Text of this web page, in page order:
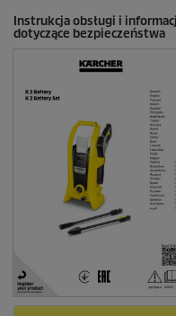
Instrukcja obsługi i
dotyczące bezpieczeństwa